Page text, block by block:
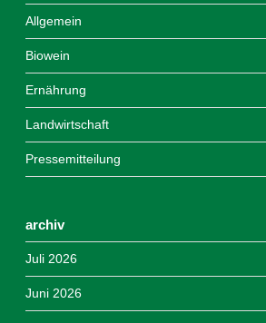
Allgemein
Biowein
Ernährung
Landwirtschaft
Pressemitteilung
archiv
Juli 2026
Juni 2026